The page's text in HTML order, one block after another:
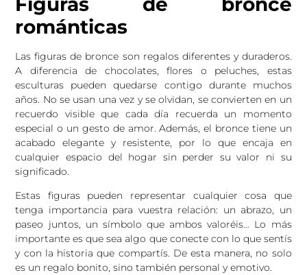
románticas
Las figuras de bronce son regalos diferentes y duraderos.
A diferencia de chocolates, flores o peluches, estas
esculturas pueden quedarse contigo durante muchos
años. No se usan una vez y se olvidan, se convierten en un
recuerdo visible que cada día recuerda un momento
especial o un gesto de amor. Además, el bronce tiene un
acabado elegante y resistente, por lo que encaja en
cualquier espacio del hogar sin perder su valor ni su
significado.
Estas figuras pueden representar cualquier cosa que
tenga importancia para vuestra relación: un abrazo, un
paseo juntos, un símbolo que ambos valoréis… Lo más
importante es que sea algo que conecte con lo que sentís
y con la historia que compartís. De esta manera, no solo
es un regalo bonito, sino también personal y emotivo.